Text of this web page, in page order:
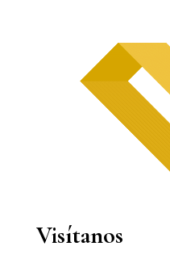
Visítanos